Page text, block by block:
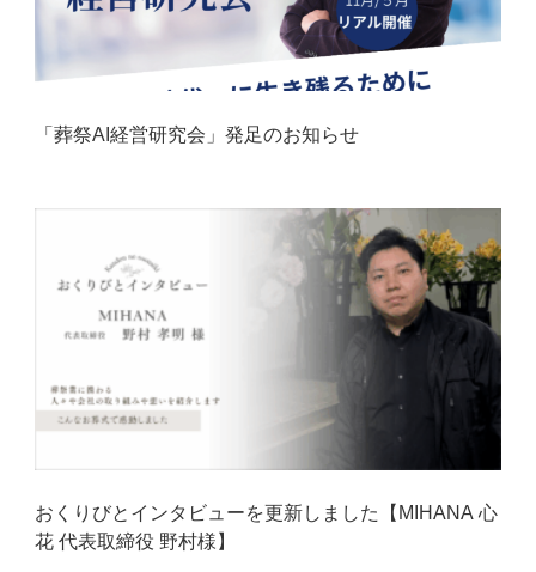
「葬祭AI経営研究会」発足のお知らせ
おくりびとインタビューを更新しました【MIHANA 心
花 代表取締役 野村様】